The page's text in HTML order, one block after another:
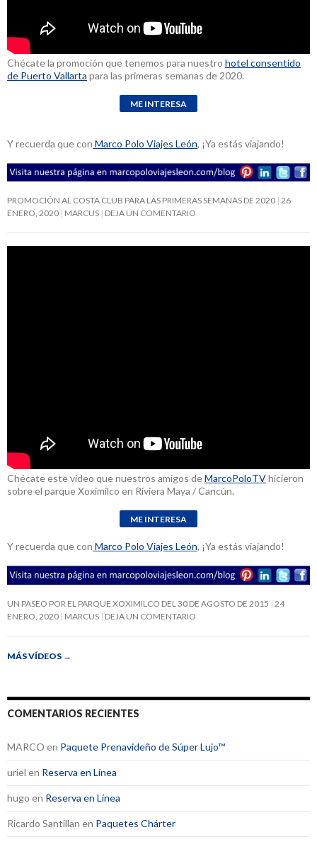
Chécate la promoción que tenemos para nuestro hotel consentido
de Puerto Vallarta para las primeras semanas de 2020.
Y recuerda que con Marco Polo Viajes León, ¡Ya estás viajando!
PROMOCIÓN AL COSTA CLUB PARA LAS PRIMERAS SEMANAS DE 2020 26
ENERO, 2020 MARCUS DEJA UN COMENTARIO
Chécate este video que nuestros amigos deMarcoPoloTVhicieron
sobre el parque Xoximilco en Riviera Maya / Cancún.
Y recuerda que con Marco Polo Viajes León, ¡Ya estás viajando!
UN PASEO POR EL PARQUE XOXIMILCO DEL 30 DE AGOSTO DE 2015 24
ENERO, 2020 MARCUS DEJA UN COMENTARIO
MÁS VÍDEOS →
COMENTARIOS RECIENTES
MARCO en Paquete Prenavideño de Súper Lujo™
uriel en Reserva en Línea
hugo en Reserva en Línea
Ricardo Santillan en Paquetes Chárter